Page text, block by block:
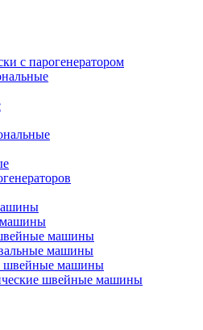
с парогенератором
машины
машины
швейные машины
швейные машины